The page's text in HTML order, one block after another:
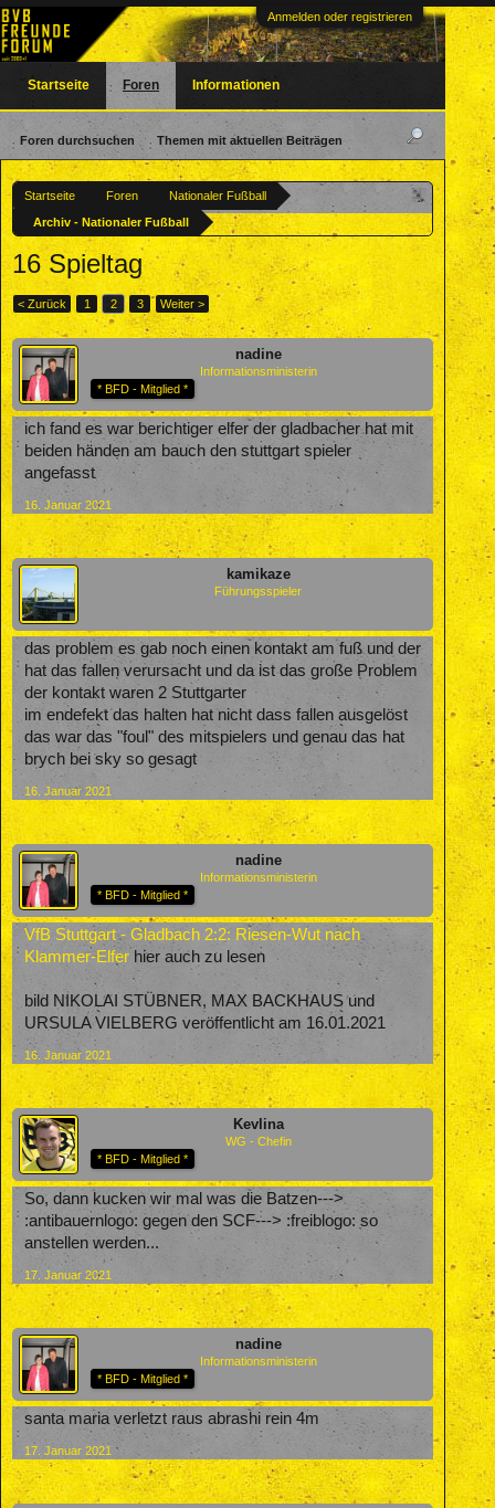
Anmelden oder registrieren
Startseite Foren
Nationaler Fußball
Archiv - Nationaler Fußball
16 Spieltag
< Zurück 1 2 3 Weiter >
nadine
Informationsministerin
* BFD - Mitglied *
ich fand es war berichtiger elfer der gladbacher hat mit
beiden händen am bauch den stuttgart spieler
angefasst
16. Januar 2021
kamikaze
Führungsspieler
das problem es gab noch einen kontakt am fuß und der
hat das fallen verursacht und da ist das große Problem
der kontakt waren 2 Stuttgarter
im endefekt das halten hat nicht dass fallen ausgelöst
das war das "foul" des mitspielers und genau das hat
brych bei sky so gesagt
16. Januar 2021
nadine
Informationsministerin
* BFD - Mitglied *
VfB Stuttgart - Gladbach 2:2: Riesen-Wut nach
Klammer-Elfer hier auch zu lesen
bild NIKOLAI STÜBNER, MAX BACKHAUS und
URSULA VIELBERG veröffentlicht am 16.01.2021
16. Januar 2021
Kevlina
WG - Chefin
* BFD - Mitglied *
So, dann kucken wir mal was die Batzen--->
:antibauernlogo: gegen den SCF---> :freiblogo: so
anstellen werden...
17. Januar 2021
nadine
Informationsministerin
* BFD - Mitglied *
santa maria verletzt raus abrashi rein 4m
17. Januar 2021
Startseite Foren
Foren durchsuchen Themen mit aktuellen Beiträgen
Informationen